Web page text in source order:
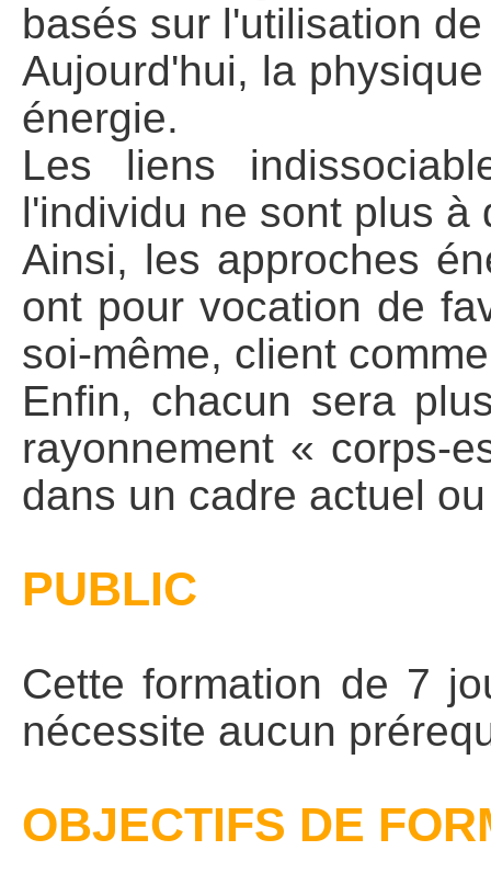
basés sur l'utilisation
Aujourd'hui, la
énergie.
Les liens
l'individu ne sont plus à
Ainsi, les approches
ont pour vocation de
soi-même, client
Enfin, chacun sera
rayonnement « corps-
dans un cadre actuel
PUBLIC
Cette formation de 7
nécessite aucun
OBJECTIFS DE